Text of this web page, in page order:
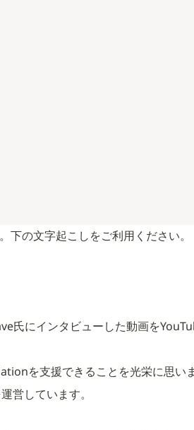
の文字起こしをご利用ください。
にインタビューした動画を
を支援できることを光栄に思いま
営しています。